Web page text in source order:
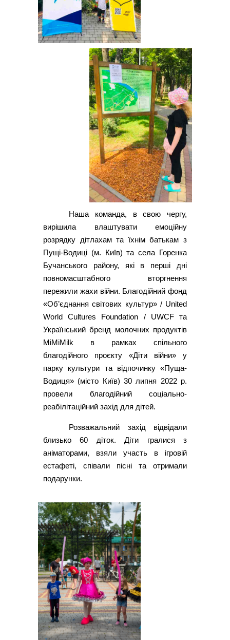
Наша команда, в свою чергу,
вирішила влаштувати емоційну
розрядку дітлахам та їхнім батькам з
Пущі-Водиці (м. Київ) та села Горенка
Бучанського району, які в перші дні
повномасштабного вторгнення
пережили жахи війни. Благодійний фонд
«Об’єднання світових культур» / United
World Cultures Foundation / UWCF та
Український бренд молочних продуктів
MiMiMilk в рамках спільного
благодійного проєкту «Діти війни» у
парку культури та відпочинку «Пуща-
Водиця» (місто Київ) 30 липня 2022 р.
провели благодійний соціально-
реабілітаційний захід для дітей.
Розважальний захід відвідали
близько 60 діток. Діти гралися з
аніматорами, взяли участь в ігровій
естафеті, співали пісні та отримали
подарунки.